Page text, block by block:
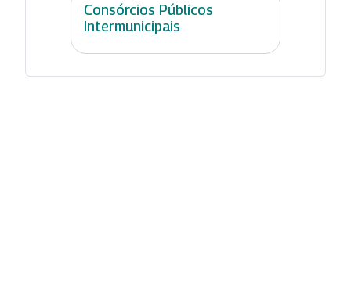
Consórcios Públicos
Intermunicipais